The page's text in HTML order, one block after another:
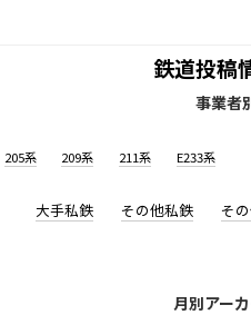
鉄道投稿
事業者
205系 209系 211系 E233系
大手私鉄 その他私鉄 そ
月別アー